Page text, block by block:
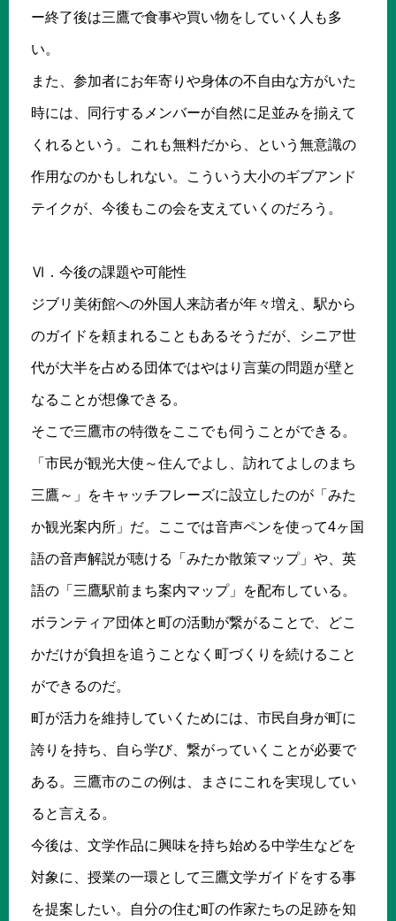
ー終了後は三鷹で食事や買い物をしていく人も多
い。
また、参加者にお年寄りや身体の不自由な方がいた
時には、同行するメンバーが自然に足並みを揃えて
くれるという。これも無料だから、という無意識の
作用なのかもしれない。こういう大小のギブアンド
テイクが、今後もこの会を支えていくのだろう。
Ⅵ．今後の課題や可能性
ジブリ美術館への外国人来訪者が年々増え、駅から
のガイドを頼まれることもあるそうだが、シニア世
代が大半を占める団体ではやはり言葉の問題が壁と
なることが想像できる。
そこで三鷹市の特徴をここでも伺うことができる。
「市民が観光大使～住んでよし、訪れてよしのまち
三鷹～」をキャッチフレーズに設立したのが「みた
か観光案内所」だ。ここでは音声ペンを使って4ヶ国
語の音声解説が聴ける「みたか散策マップ」や、英
語の「三鷹駅前まち案内マップ」を配布している。
ボランティア団体と町の活動が繋がることで、どこ
かだけが負担を追うことなく町づくりを続けること
ができるのだ。
町が活力を維持していくためには、市民自身が町に
誇りを持ち、自ら学び、繋がっていくことが必要で
ある。三鷹市のこの例は、まさにこれを実現してい
ると言える。
今後は、文学作品に興味を持ち始める中学生などを
対象に、授業の一環として三鷹文学ガイドをする事
を提案したい。自分の住む町の作家たちの足跡を知